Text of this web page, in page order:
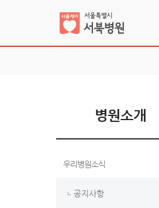
병원소개
우리병원소식
공지사항